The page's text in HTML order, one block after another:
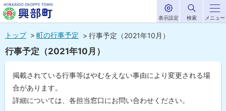
へ
北海道興部
町
HOKKAIDO OKOPPE TOWN
メニュー
表示設定 検索
トップ 町の行事予定 行事予定（2021年10月）
行事予定（2021年10月）
掲載されている行事等はやむをえない事由により変更される場
合があります。
詳細については、各担当窓口にお問い合わせください。